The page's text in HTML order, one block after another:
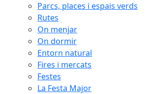
Parcs, places i espais verds
Rutes
On menjar
On dormir
Entorn natural
Fires i mercats
Festes
La Festa Major